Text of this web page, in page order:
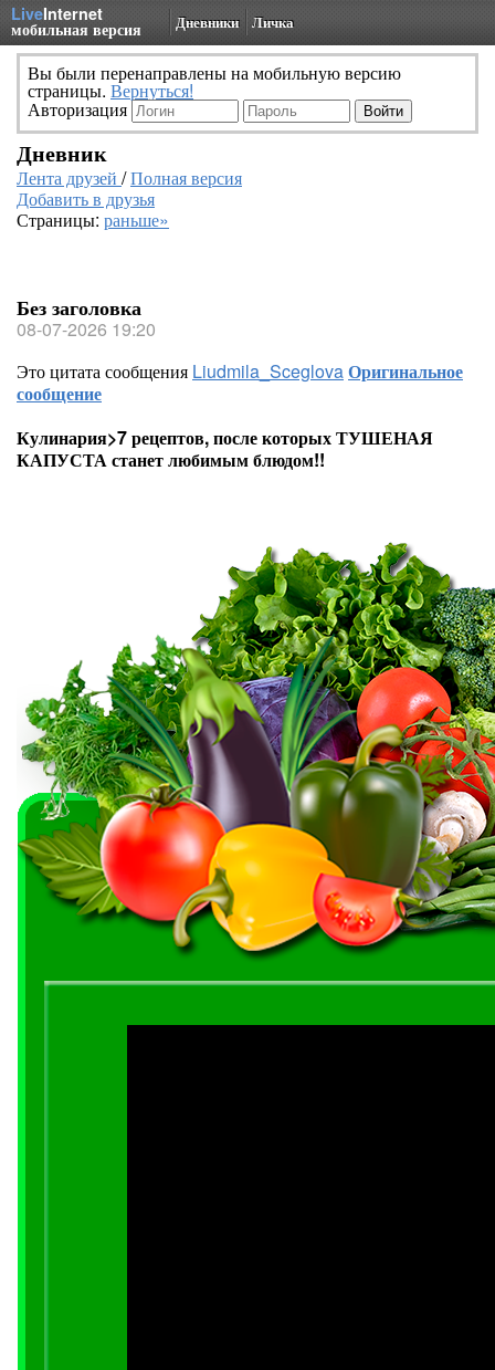
LiveInternet
мобильная версия Дневники Личка
Вы были перенаправлены на мобильную версию
страницы. Вернуться!
Авторизация
Дневник
Лента друзей /Полная версия
Добавить в друзья
Страницы: раньше»
Без заголовка
08-07-2026 19:20
Это цитата сообщения Liudmila_SceglovaОригинальное
сообщение
Кулинария>7 рецептов, после которых ТУШЕНАЯ
КАПУСТА станет любимым блюдом!!